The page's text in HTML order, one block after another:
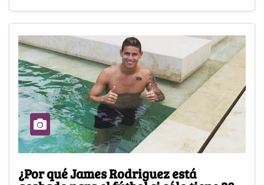
¿Por qué James Rodriguez está